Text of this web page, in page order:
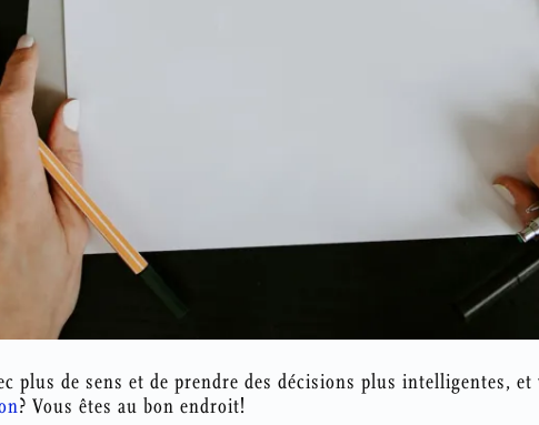
plus de sens et de prendre des décisions plus intelligentes,
? Vous êtes au bon endroit!